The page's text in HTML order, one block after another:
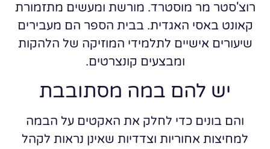
רוצ'סטר מר מוסטרד. מורשת ומעשים מתזמורת
קאונט באסי האגדית. בבית הספר הם מעבירים
שיעורים אישיים לתלמידי המוזיקה של הלהקות
ומבצעים קונצרטים.
יש להם במה מסתובבת
והם בונים כדי לחלק את האקטים על הבמה
למחיצות אחוריות וצדדיות שאינן נראות לקהל